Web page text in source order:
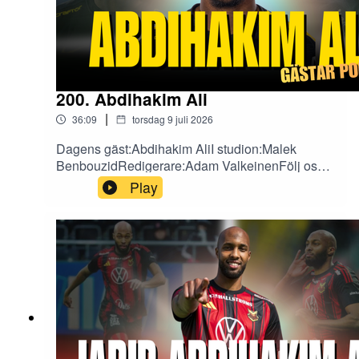
200. Abdihakim Ali
36:09 | torsdag 9 juli 2026
Dagens gäst:Abdihakim AliI studion:Malek
BenbouzidRedigerare:Adam ValkeinenFölj oss
på sociala medier!X:
https://x.com/fotbollefotbollInstagram:
https://www.instagram.com/fotbollarfotboll/TikTok
: https://www.tiktok.com/@fotbollarfotboll
Play